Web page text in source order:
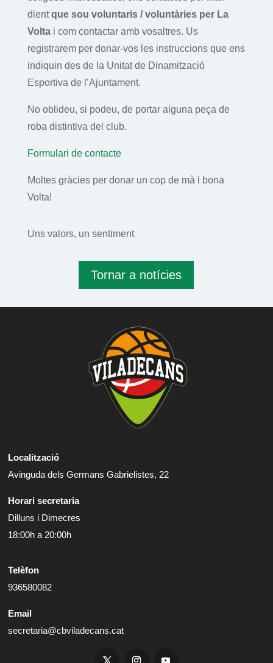
dientque sou voluntaris / voluntàries per La
Voltai com contactar amb vosaltres. Us
registrarem per donar-vos les instruccions que ens
indiquin des de la Unitat de Dinamització
Esportiva de l’Ajuntament.
No oblideu, si podeu, de portar alguna peça de
roba distintiva del club.
Formulari de contacte
Moltes gràcies per donar un cop de mà i bona
Volta!
Uns valors, un sentiment
Tornar a notícies
Localització
Avinguda dels Germans Gabrielistes, 22
Horari secretaria
Dilluns i Dimecres
18:00h a 20:00h
Telèfon
936580082
Email
secretaria@cbviladecans.cat